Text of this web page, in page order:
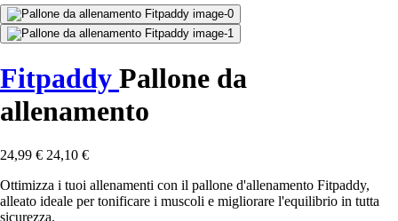
Fitpaddy Pallone da
allenamento
24,99 € 24,10 €
Ottimizza i tuoi allenamenti con il pallone d'allenamento Fitpaddy,
alleato ideale per tonificare i muscoli e migliorare l'equilibrio in tutta
sicurezza.